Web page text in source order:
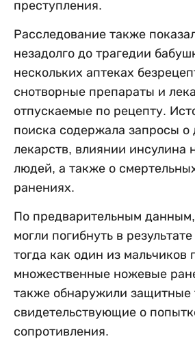
преступления.
Расследование также
незадолго до трагедии
нескольких аптеках
снотворные препараты и
отпускаемые по рецепту.
поиска содержала запросы о
лекарств, влиянии инсулина
людей, а также о
ранениях.
По предварительным
могли погибнуть в
тогда как один из мальчиков
множественные ножевые
также обнаружили защитные
свидетельствующие о
сопротивления.